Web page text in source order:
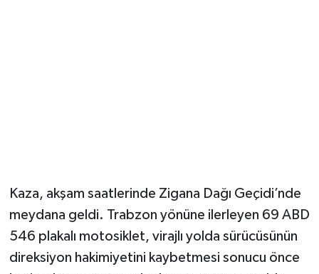
Kaza, akşam saatlerinde Zigana Dağı Geçidi’nde
meydana geldi. Trabzon yönüne ilerleyen 69 ABD
546 plakalı motosiklet, virajlı yolda sürücüsünün
direksiyon hakimiyetini kaybetmesi sonucu önce
Siyaset